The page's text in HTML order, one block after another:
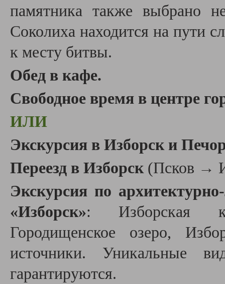
памятника также выбрано
Соколиха находится на пути
к месту битвы.
Обед в кафе.
Свободное время в центре
ИЛИ
Экскурсия в Изборск и
Переезд в Изборск (Псков →
Экскурcия по
«Изборск»: Изборская
Городищенское озеро,
источники. Уникальные
гарантируются.